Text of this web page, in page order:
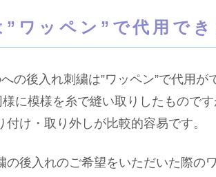
ワッペン”で代用でき
の後入れ刺繍は”ワッペン”で代用が
様に模様を糸で縫い取りしたもので
け・取り外しが比較的容易です。
後入れのご希望をいただいた際の